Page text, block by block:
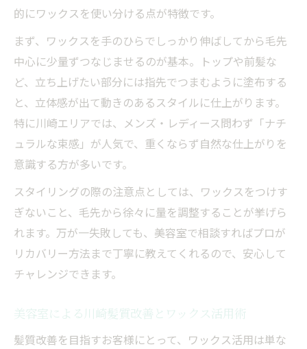
的にワックスを使い分ける点が特徴です。
まず、ワックスを手のひらでしっかり伸ばしてから毛先
中心に少量ずつなじませるのが基本。トップや前髪な
ど、立ち上げたい部分には指先でつまむように塗布する
と、立体感が出て動きのあるスタイルに仕上がります。
特に川崎エリアでは、メンズ・レディース問わず「ナチ
ュラルな束感」が人気で、重くならず自然な仕上がりを
意識する方が多いです。
スタイリングの際の注意点としては、ワックスをつけす
ぎないこと、毛先から徐々に量を調整することが挙げら
れます。万が一失敗しても、美容室で相談すればプロが
リカバリー方法まで丁寧に教えてくれるので、安心して
チャレンジできます。
美容室による川崎髪質改善とワックス活用術
髪質改善を目指すお客様にとって、ワックス活用は単な